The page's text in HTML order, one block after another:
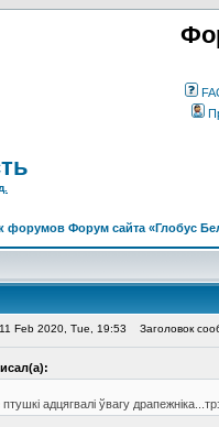
форумов Форум сайта «Глобус
Feb 2020, Tue, 19:53 Заголовок
птушкі адцягвалі ўвагу